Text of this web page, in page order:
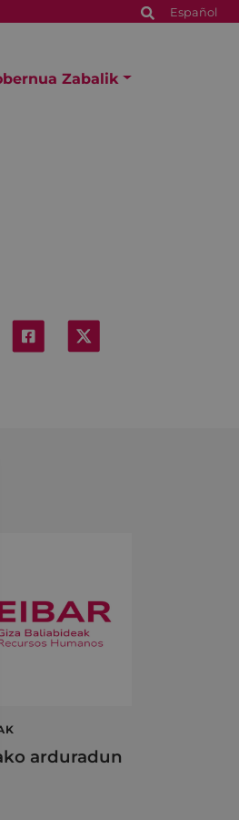
Español
Zabalik
arduradun